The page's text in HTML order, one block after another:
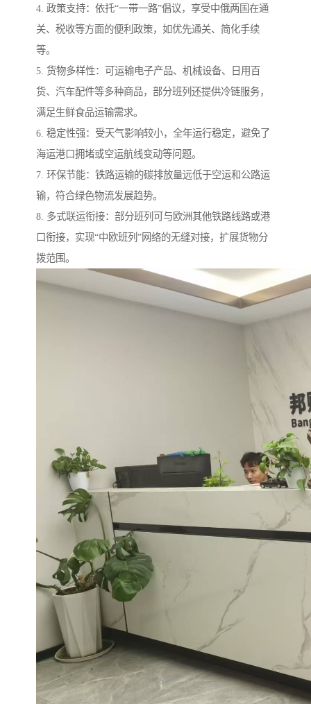
4. 政策支持：依托“一带一路”倡议，享受中俄两国在通
关、税收等方面的便利政策，如优先通关、简化手续
等。
5. 货物多样性：可运输电子产品、机械设备、日用百
货、汽车配件等多种商品，部分班列还提供冷链服务，
满足生鲜食品运输需求。
6. 稳定性强：受天气影响较小，全年运行稳定，避免了
海运港口拥堵或空运航线变动等问题。
7. 环保节能：铁路运输的碳排放量远低于空运和公路运
输，符合绿色物流发展趋势。
8. 多式联运衔接：部分班列可与欧洲其他铁路线路或港
口衔接，实现“中欧班列”网络的无缝对接，扩展货物分
拨范围。